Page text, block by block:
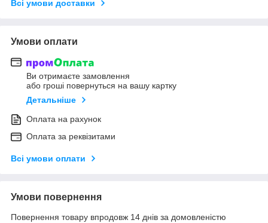
Всі умови доставки
Умови оплати
Ви отримаєте замовлення
або гроші повернуться на вашу картку
Детальніше
Оплата на рахунок
Оплата за реквізитами
Всі умови оплати
Умови повернення
Повернення товару впродовж 14 днів за домовленістю